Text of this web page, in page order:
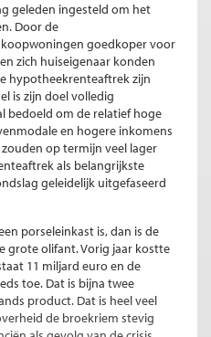
geleden ingesteld om het
Door de
goedkoper voor
zich huiseigenaar konden
hypotheekrenteaftrek zijn
is zijn doel volledig
bedoeld om de relatief hoge
en hogere inkomens
op termijn veel lager
als belangrijkste
geleidelijk uitgefaseerd
porseleinkast is, dan is de
grote olifant. Vorig jaar kostte
11 miljard euro en de
toe. Dat is bijna twee
product. Dat is heel veel
de broekriem stevig